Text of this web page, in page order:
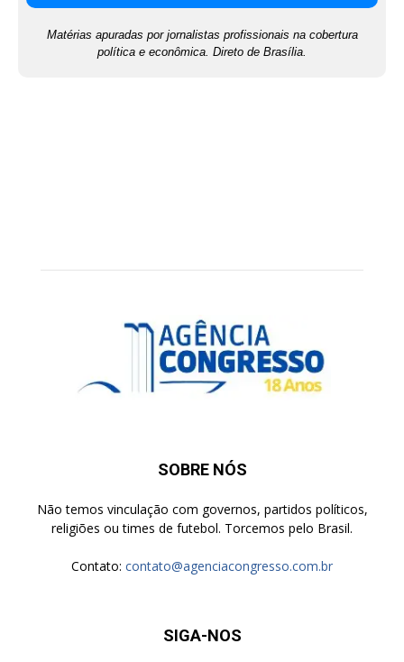
Matérias apuradas por jornalistas profissionais na cobertura
política e econômica. Direto de Brasília.
SOBRE NÓS
Não temos vinculação com governos, partidos políticos,
religiões ou times de futebol. Torcemos pelo Brasil.
Contato: contato@agenciacongresso.com.br
SIGA-NOS